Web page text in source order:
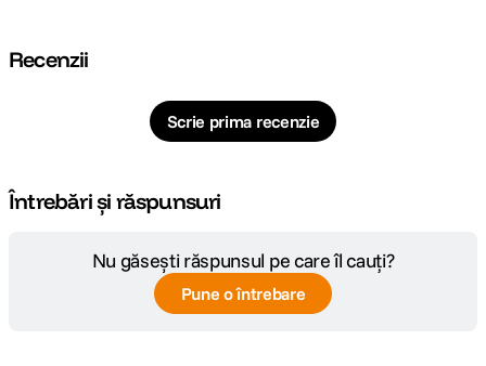
Recenzii
Scrie prima recenzie
Întrebări și răspunsuri
Nu găsești răspunsul pe care îl cauți?
Pune o întrebare